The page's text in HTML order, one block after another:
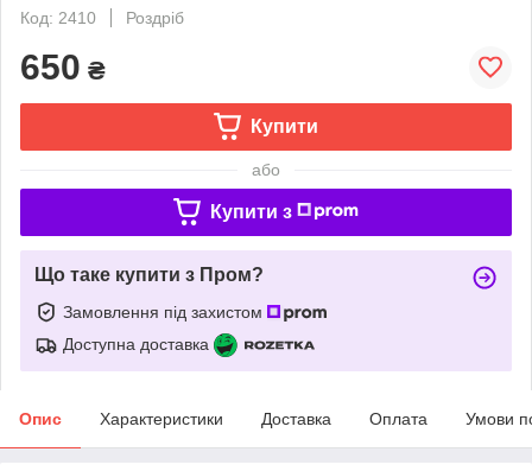
Код: 2410
Роздріб
650 ₴
Купити
або
Купити з
Що таке купити з Пром?
Замовлення під захистом
Доступна доставка
Опис Характеристики Доставка Оплата Умови